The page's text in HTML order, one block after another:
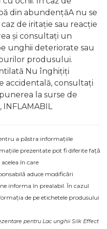
din abundențăA nu se
de iritație sau reacție
și consultați un
unghii deteriorate sau
produsului.
Nu înghițiți
accidentală, consultați
la surse de
INFLAMABIL
a păstra informațiile
prezentate pot fi diferite față
în care
aduce modificări
informa în prealabil. În cazul
de pe etichetele produsului
pentru Lac unghii Silk Effect